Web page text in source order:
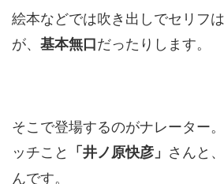
絵本などでは吹き出しでセリフ
が、 基本無口だったりします。
そこで登場するのがナレーター
ッチこと 「井ノ原快彦」 さんと、
んです。